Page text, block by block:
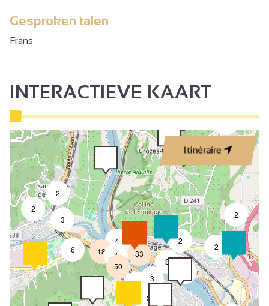
Gesproken talen
Frans
INTERACTIEVE KAART
Itinéraire
2
2
2
2
2
8
2
3
6
4
4
18
7
2
3
50
33